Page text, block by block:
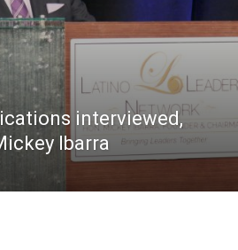
interviewed,
Ibarra